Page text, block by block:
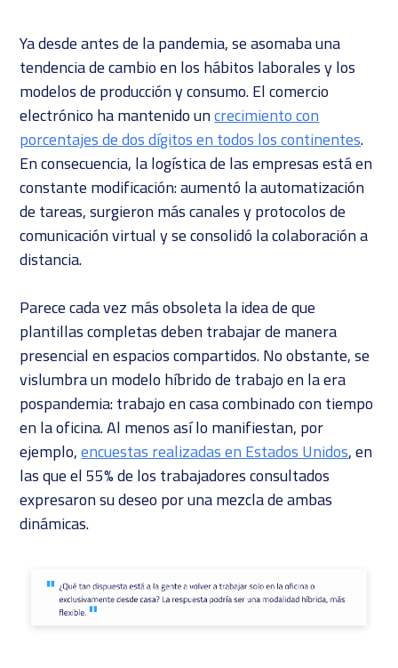
Ya desde antes de la pandemia, se asomaba una
tendencia de cambio en los hábitos laborales y los
modelos de producción y consumo. El comercio
electrónico ha mantenido uncrecimiento con
porcentajes de dos dígitos en todos los continentes.
En consecuencia, la logística de las empresas está en
constante modificación: aumentó la automatización
de tareas, surgieron más canales y protocolos de
comunicación virtual y se consolidó la colaboración a
distancia.
Parece cada vez más obsoleta la idea de que
plantillas completas deben trabajar de manera
presencial en espacios compartidos. No obstante, se
vislumbra un modelo híbrido de trabajo en la era
pospandemia: trabajo en casa combinado con tiempo
en la oficina. Al menos así lo manifiestan, por
ejemplo,encuestas realizadas en Estados Unidos, en
las que el 55% de los trabajadores consultados
expresaron su deseo por una mezcla de ambas
dinámicas.